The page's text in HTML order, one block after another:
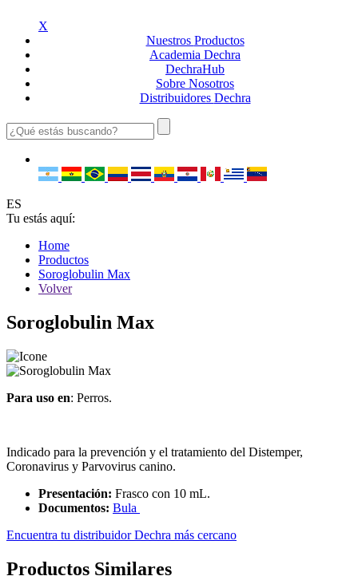
X
Nuestros Productos
Academia Dechra
DechraHub
Sobre Nosotros
Distribuidores Dechra
ES
Tu estás aquí:
Home
Productos
Soroglobulin Max
Volver
Soroglobulin Max
Para uso en: Perros.
Indicado para la prevención y el tratamiento del Distemper,
Coronavirus y Parvovirus canino.
Presentación: Frasco con 10 mL.
Documentos: Bula
Encuentra tu distribuidor Dechra más cercano
Productos Similares